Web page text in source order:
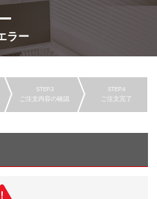
ラー
ご注文内容の確認 ご注文完了